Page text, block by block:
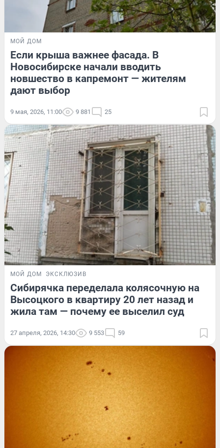
МОЙ ДОМ
Если крыша важнее фасада. В
Новосибирске начали вводить
новшество в капремонт — жителям
дают выбор
9 мая, 2026, 11:00 9 881 25
МОЙ ДОМ ЭКСКЛЮЗИВ
Сибирячка переделала колясочную на
Высоцкого в квартиру 20 лет назад и
жила там — почему ее выселил суд
27 апреля, 2026, 14:30 9 553 59